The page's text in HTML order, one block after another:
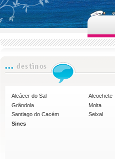
Alcácer do Sal Alcochete
Grândola
Moita
Santiago do Cacém
Seixal
Sines